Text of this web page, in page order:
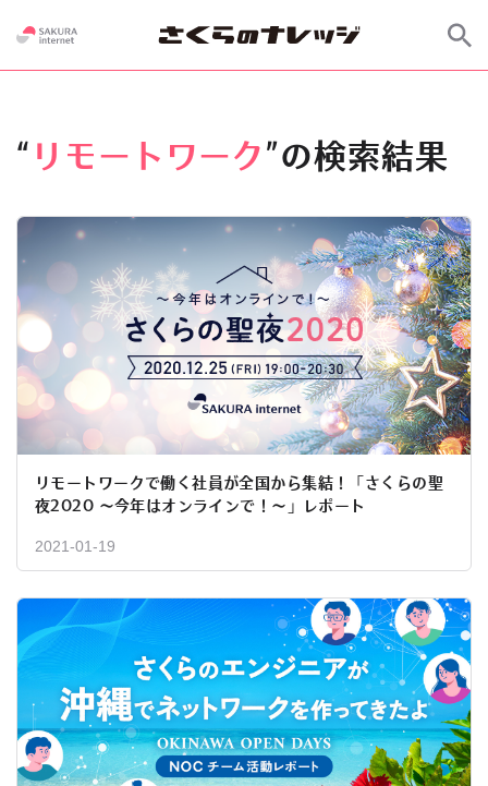
“ リモートワーク ”の検索結果
リモートワークで働く社員が全国から集結！「さくらの聖
夜2020 〜今年はオンラインで！〜」レポート
2021-01-19